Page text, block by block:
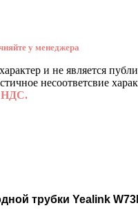
у менеджера
и не является
несоответсвие
НДС.
трубки Yealink